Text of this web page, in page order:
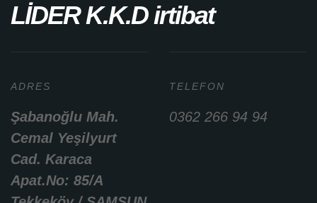
LİDER K.K.D irtibat
ADRES
Şabanoğlu Mah.
Cemal Yeşilyurt
Cad. Karaca
Apat.No: 85/A
TELEFON
0362 266 94 94